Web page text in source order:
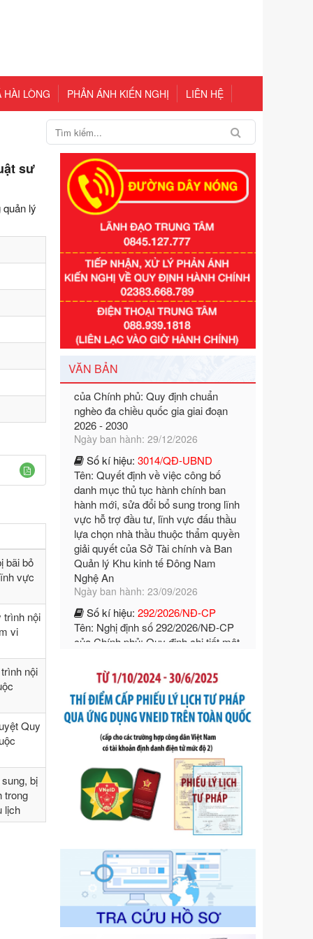
HÀI LÒNG PHẢN ÁNH KIẾN NGHỊ LIÊN HỆ
sư
lý
bãi bỏ
vực
trình nội
vi
nội
Quy
bị
trong
lịch
VĂN BẢN
Số kí hiệu:351/2025/NĐ-CP
Tên: Nghị định số 351/2025/NĐ-CP
nghèo đa chiều quốc gia giai đoạn
2026 - 2030
Ngày ban hành: 29/12/2026
Số kí hiệu:
3014/QĐ-UBND
Tên: Quyết định về việc công bố
danh mục thủ tục hành chính ban
hành mới, sửa đổi bổ sung trong lĩnh
vực hỗ trợ đầu tư, lĩnh vực đấu thầu
lựa chọn nhà thầu thuộc thẩm quyền
giải quyết của Sở Tài chính và Ban
Quản lý Khu kinh tế Đông Nam
Nghệ An
Ngày ban hành: 23/09/2026
Số kí hiệu:
292/2026/NĐ-CP
Tên: Nghị định số 292/2026/NĐ-CP
của Chính phủ: Quy định chi tiết một
số điều và biện pháp để tổ chức,
hướng dẫn thi hành Luật Quản lý
ngoại thương
Số kí hiệu:292/2026/NĐ-CP
Tên: Nghị định số 292/2026/NĐ-CP
của Chính phủ: Quy định chi tiết một
số điều và biện pháp để tổ chức,
hướng dẫn thi hành Luật Quản lý
ngoại thương
Ngày ban hành: 21/07/2026
Số kí hiệu:105/2026/TT-BTC
Tên: Thông tư số 105/2026/TT-BTC
của Bộ Tài chính: Bãi bỏ Thông tư số
87/2019/TT- BТC ngày 19 tháng 12
năm 2019 của Bộ trưởng Bộ Tài
chính hướng dẫn thực hiện xử phạt
vi phạm hành chính trong lĩnh vực
kho bạc nhà nước
Ngày ban hành: 21/07/2026
Số kí hiệu:291/2026/NĐ-CP